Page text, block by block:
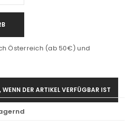
Österreich (ab 50€) und
DER ARTIKEL VERFÜGBAR IST